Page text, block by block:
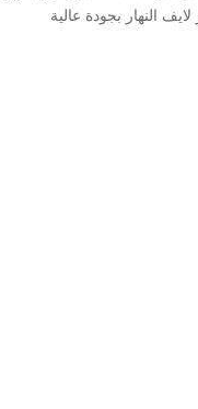
النهار بجودة عالية